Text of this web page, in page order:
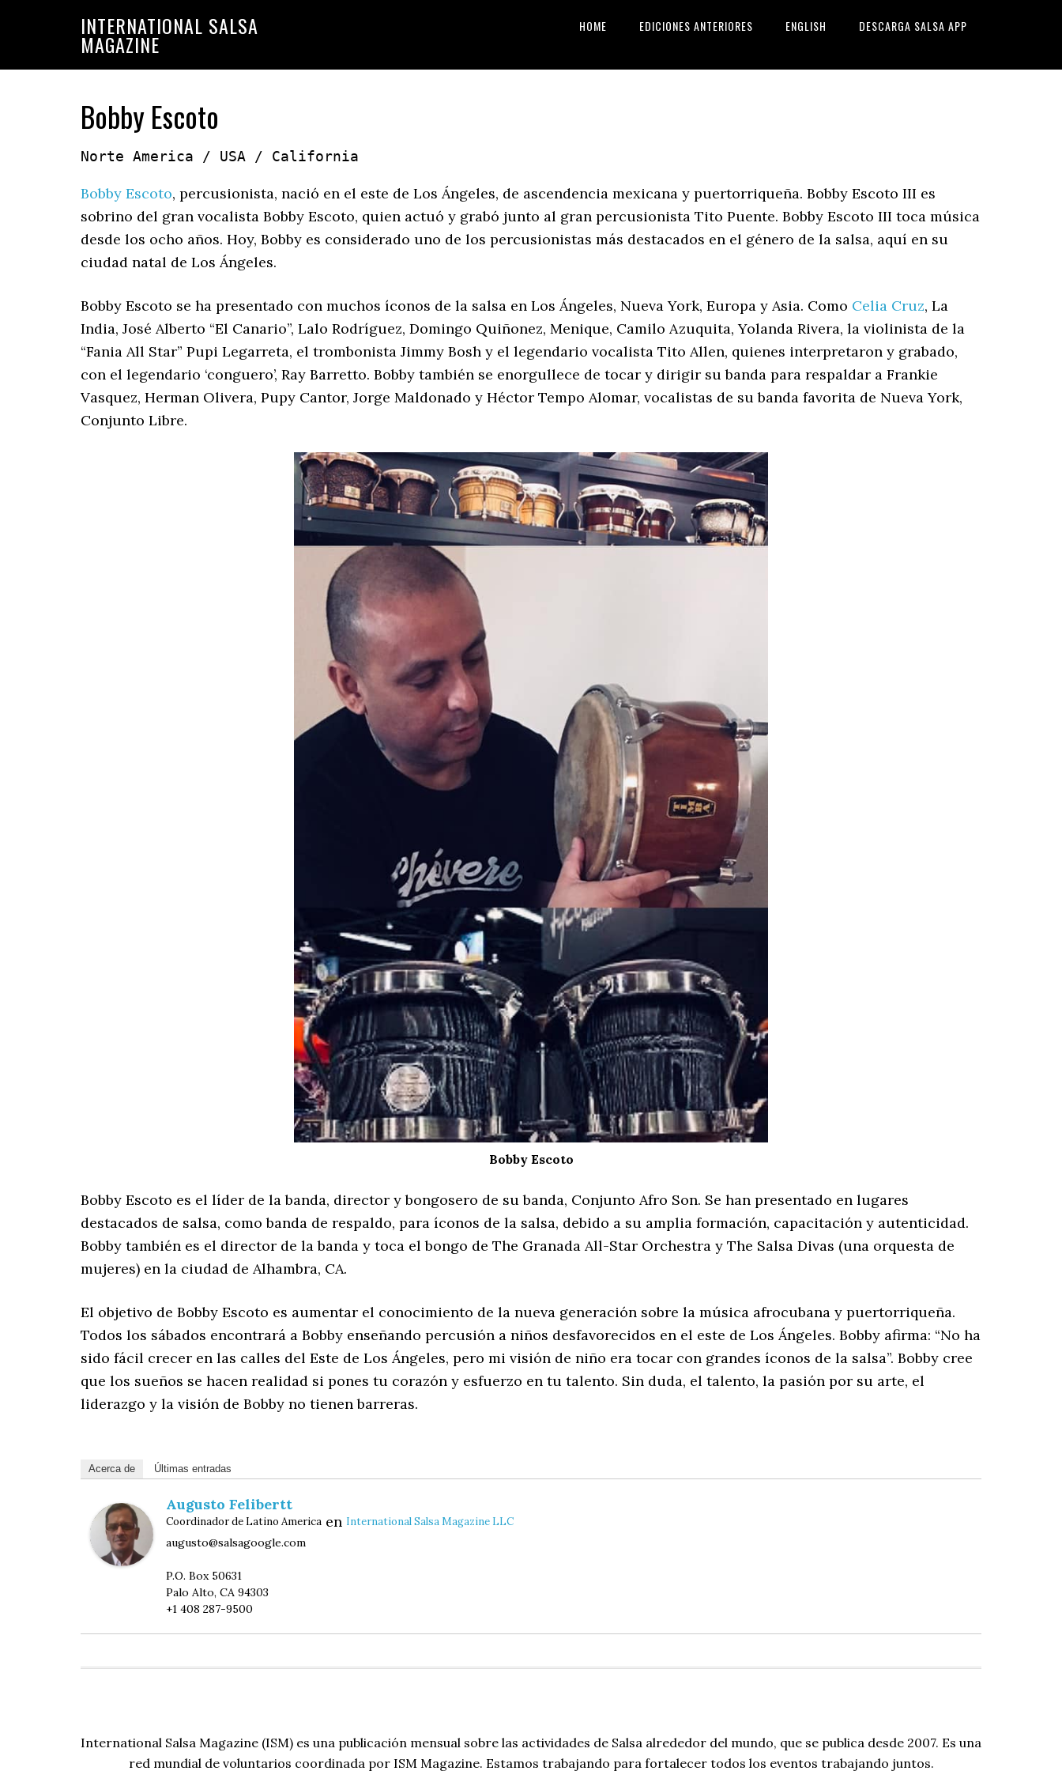
INTERNATIONAL SALSA
MAGAZINE
HOME EDICIONES ANTERIORES ENGLISH DESCARGA SALSA APP
Bobby Escoto
Norte America / USA / California
Bobby Escoto, percusionista, nació en el este de Los Ángeles, de ascendencia mexicana y puertorriqueña. Bobby Escoto III es
sobrino del gran vocalista Bobby Escoto, quien actuó y grabó junto al gran percusionista Tito Puente. Bobby Escoto III toca música
desde los ocho años. Hoy, Bobby es considerado uno de los percusionistas más destacados en el género de la salsa, aquí en su
ciudad natal de Los Ángeles.
Bobby Escoto se ha presentado con muchos íconos de la salsa en Los Ángeles, Nueva York, Europa y Asia. Como Celia Cruz, La
India, José Alberto “El Canario”, Lalo Rodríguez, Domingo Quiñonez, Menique, Camilo Azuquita, Yolanda Rivera, la violinista de la
“Fania All Star” Pupi Legarreta, el trombonista Jimmy Bosh y el legendario vocalista Tito Allen, quienes interpretaron y grabado,
con el legendario ‘conguero’, Ray Barretto. Bobby también se enorgullece de tocar y dirigir su banda para respaldar a Frankie
Vasquez, Herman Olivera, Pupy Cantor, Jorge Maldonado y Héctor Tempo Alomar, vocalistas de su banda favorita de Nueva York,
Conjunto Libre.
Bobby Escoto
Bobby Escoto es el líder de la banda, director y bongosero de su banda, Conjunto Afro Son. Se han presentado en lugares
destacados de salsa, como banda de respaldo, para íconos de la salsa, debido a su amplia formación, capacitación y autenticidad.
Bobby también es el director de la banda y toca el bongo de The Granada All-Star Orchestra y The Salsa Divas (una orquesta de
mujeres) en la ciudad de Alhambra, CA.
El objetivo de Bobby Escoto es aumentar el conocimiento de la nueva generación sobre la música afrocubana y puertorriqueña.
Todos los sábados encontrará a Bobby enseñando percusión a niños desfavorecidos en el este de Los Ángeles. Bobby afirma: “No ha
sido fácil crecer en las calles del Este de Los Ángeles, pero mi visión de niño era tocar con grandes íconos de la salsa”. Bobby cree
que los sueños se hacen realidad si pones tu corazón y esfuerzo en tu talento. Sin duda, el talento, la pasión por su arte, el
liderazgo y la visión de Bobby no tienen barreras.
Acerca de Últimas entradas
Augusto Felibertt
Coordinador de Latino America en International Salsa Magazine LLC
augusto@salsagoogle.com
P.O. Box 50631
Palo Alto, CA 94303
+1 408 287-9500
International Salsa Magazine (ISM) es una publicación mensual sobre las actividades de Salsa alrededor del mundo, que se publica desde 2007. Es una
red mundial de voluntarios coordinada por ISM Magazine. Estamos trabajando para fortalecer todos los eventos trabajando juntos.